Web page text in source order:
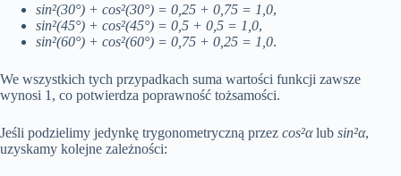
sin²(30°) + cos²(30°) = 0,25 + 0,75 = 1,0,
sin²(45°) + cos²(45°) = 0,5 + 0,5 = 1,0,
sin²(60°) + cos²(60°) = 0,75 + 0,25 = 1,0.
We wszystkich tych przypadkach suma wartości funkcji zawsze
wynosi 1, co potwierdza poprawność tożsamości.
Jeśli podzielimy jedynkę trygonometryczną przez cos²αlub sin²α,
uzyskamy kolejne zależności: